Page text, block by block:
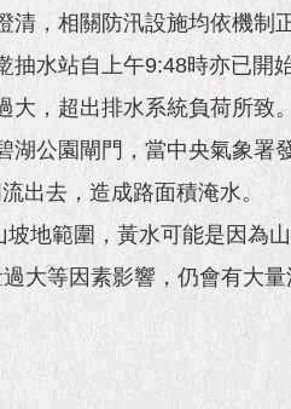
，相關防汛設施均依機制
水站自上午9:48時亦已開
，超出排水系統負荷所致。
公園閘門，當中央氣象署
出去，造成路面積淹水。
地範圍，黃水可能是因為山
大等因素影響，仍會有大量